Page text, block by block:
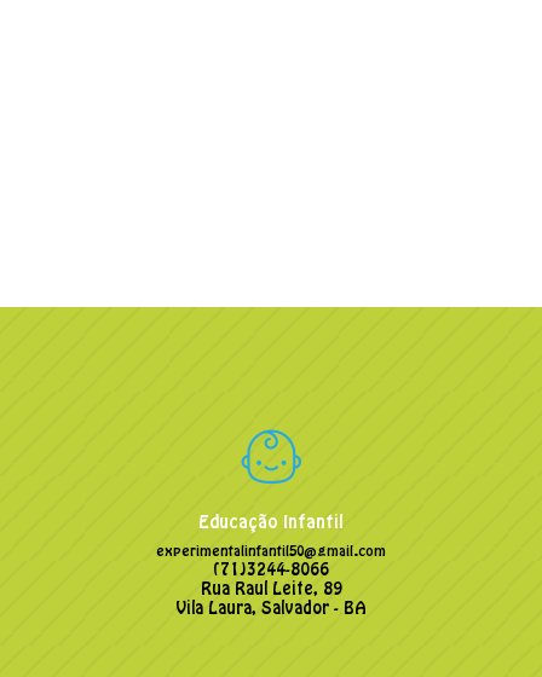
Educação Infantil
experimentalinfantil50@gmail.com
(71)3244-8066
Rua Raul Leite, 89
Vila Laura, Salvador - BA